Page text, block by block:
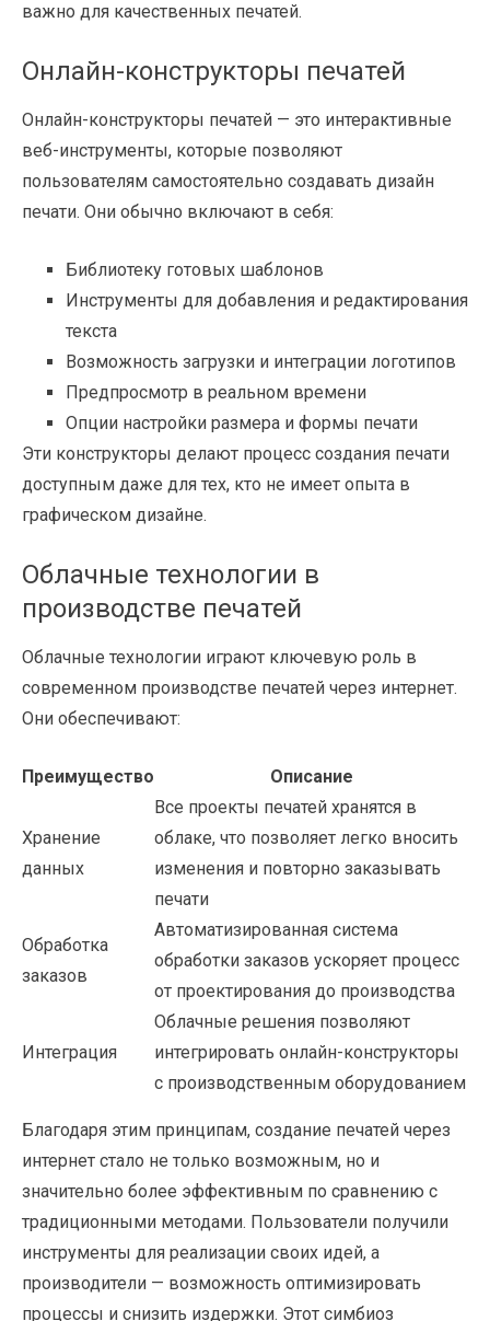
важно для качественных печатей.
Онлайн-конструкторы печатей
Онлайн-конструкторы печатей — это интерактивные
веб-инструменты, которые позволяют
пользователям самостоятельно создавать дизайн
печати. Они обычно включают в себя:
Библиотеку готовых шаблонов
Инструменты для добавления и редактирования
текста
Возможность загрузки и интеграции логотипов
Предпросмотр в реальном времени
Опции настройки размера и формы печати
Эти конструкторы делают процесс создания печати
доступным даже для тех, кто не имеет опыта в
графическом дизайне.
Облачные технологии в
производстве печатей
Облачные технологии играют ключевую роль в
современном производстве печатей через интернет.
Они обеспечивают:
Преимущество Описание
Хранение
данных
Все проекты печатей хранятся в
облаке, что позволяет легко вносить
изменения и повторно заказывать
печати
Обработка
заказов
Автоматизированная система
обработки заказов ускоряет процесс
от проектирования до производства
Интеграция
Облачные решения позволяют
интегрировать онлайн-конструкторы
с производственным оборудованием
Благодаря этим принципам, создание печатей через
интернет стало не только возможным, но и
значительно более эффективным по сравнению с
традиционными методами. Пользователи получили
инструменты для реализации своих идей, а
производители — возможность оптимизировать
процессы и снизить издержки. Этот симбиоз